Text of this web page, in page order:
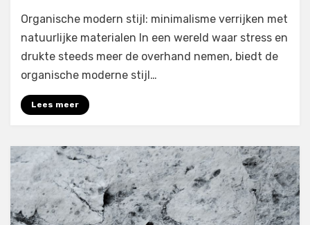
Organische modern stijl: minimalisme verrijken met
natuurlijke materialen In een wereld waar stress en
drukte steeds meer de overhand nemen, biedt de
organische moderne stijl…
Lees meer